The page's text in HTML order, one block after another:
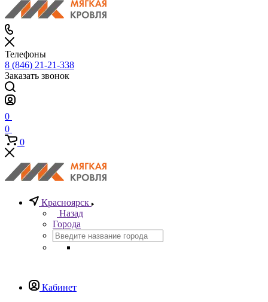
Телефоны
8 (846) 21-21-338
Заказать звонок
0
0
0
Красноярск
Назад
Города
Кабинет